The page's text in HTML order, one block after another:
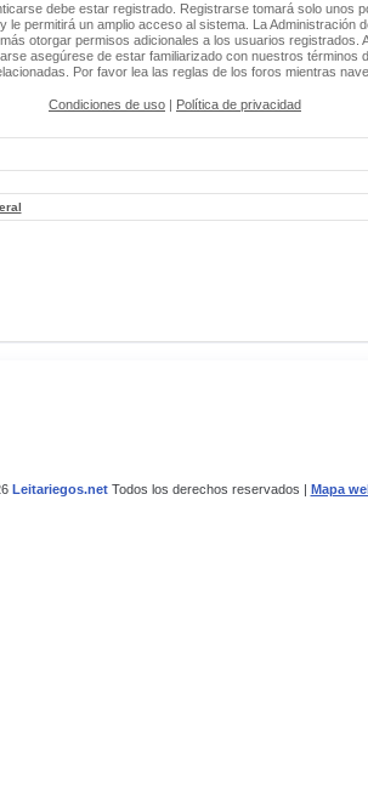
debe estar registrado. Registrarse tomará solo unos
le permitirá un amplio acceso al sistema. La Administración
otorgar permisos adicionales a los usuarios registrados.
asegúrese de estar familiarizado con nuestros términos
Por favor lea las reglas de los foros mientras
Condiciones de uso | Política de privacidad
Leitariegos.netTodos los derechos reservados | Mapa